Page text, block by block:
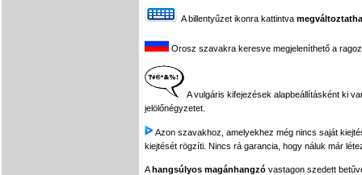
A billentyűzet ikonra kattintva
Orosz szavakra keresve megjeleníthető a
A vulgáris kifejezések alapbeállításként ki
jelölőnégyzetet.
Azon szavakhoz, amelyekhez még nincs saját
kiejtését rögzíti. Nincs rá garancia, hogy náluk már
Ahangsúlyos magánhangzó vastagon szedett